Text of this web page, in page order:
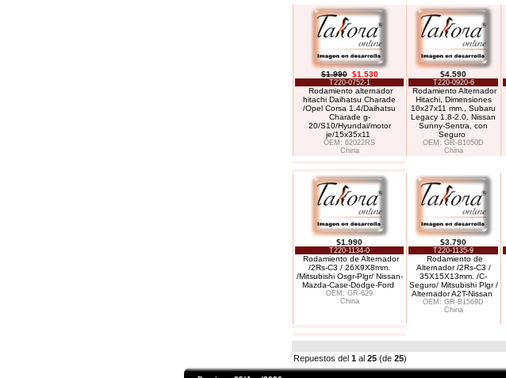
$1.990 $1.530
T220-0752-1
Rodamiento alternador
hitachi Daihatsu Charade
/Opel Corsa 1.4/Daihatsu
Charade g-
20/S10/Hyundai/motor
je/15x35x11
OEM: 62022RS
China
$4.590
T220-0920-6
Rodamiento Alternador
Hitachi, Dimensiones
10x27x11 mm., Subaru
Legacy 1.8-2.0, Nissan
Sunny-Sentra, con
Seguro
OEM: GR-B1050D
China
$1.990
T220-1134-0
Rodamiento de Alternador
/2Rs-C3 / 26X9X8mm.
/Mitsubishi Osgr-Plgr/ Nissan-
Mazda-Case-Dodge-Ford
OEM: GR-629
China
$3.790
T220-1135-9
Rodamiento de
Alternador /2Rs-C3 /
35X15X13mm. /C-
Seguro/ Mitsubishi Plgr /
Alternador A2T-Nissan
OEM: GR-B1569D
China
Repuestos del 1 al 25 (de 25)